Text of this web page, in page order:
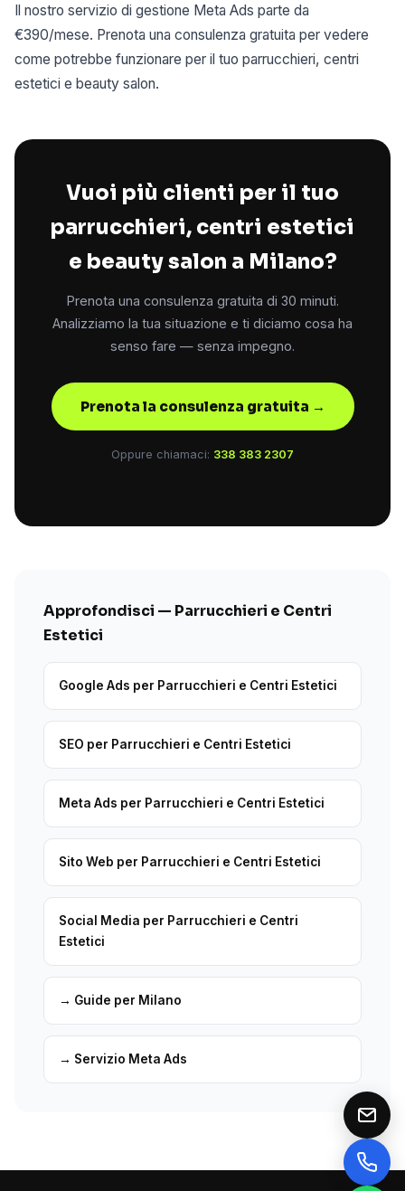
Il nostro servizio di gestione Meta Ads parte da
€390/mese. Prenota una consulenza gratuita per vedere
come potrebbe funzionare per il tuo parrucchieri, centri
estetici e beauty salon.
Vuoi più clienti per il tuo
parrucchieri, centri estetici
e beauty salon a Milano?
Prenota una consulenza gratuita di 30 minuti.
Analizziamo la tua situazione e ti diciamo cosa ha
senso fare — senza impegno.
Prenota la consulenza gratuita →
Oppure chiamaci: 338 383 2307
Approfondisci — Parrucchieri e Centri
Estetici
Google Ads per Parrucchieri e Centri Estetici
SEO per Parrucchieri e Centri Estetici
Meta Ads per Parrucchieri e Centri Estetici
Sito Web per Parrucchieri e Centri Estetici
Social Media per Parrucchieri e Centri
Estetici
→ Guide per Milano
→ Servizio Meta Ads